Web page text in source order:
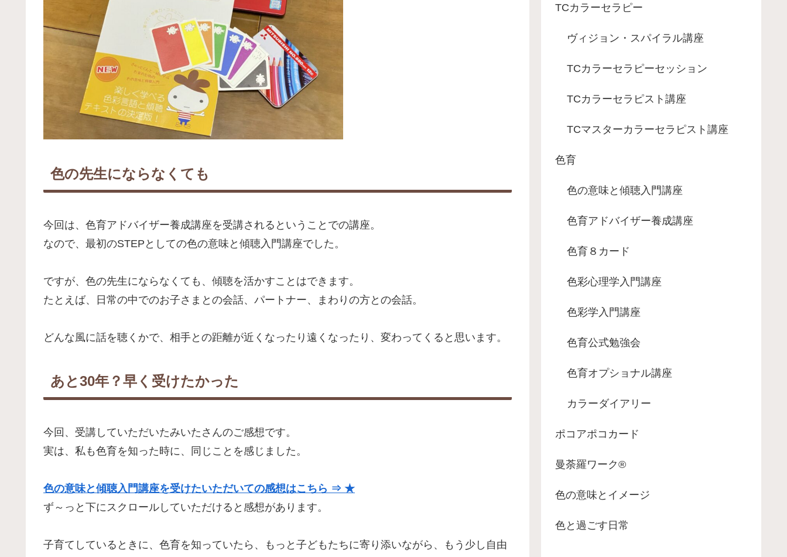
色の先生にならなくても
今回は、色育アドバイザー養成講座を受講されるということでの講座。
なので、最初のSTEPとしての色の意味と傾聴入門講座でした。
ですが、色の先生にならなくても、傾聴を活かすことはできます。
たとえば、日常の中でのお子さまとの会話、パートナー、まわりの方との会話。
どんな風に話を聴くかで、相手との距離が近くなったり遠くなったり、変わってくると思います。
あと30年？早く受けたかった
今回、受講していただいたみいたさんのご感想です。
実は、私も色育を知った時に、同じことを感じました。
色の意味と傾聴入門講座を受けたいただいての感想はこちら ⇒ ★
ず～っと下にスクロールしていただけると感想があります。
子育てしているときに、色育を知っていたら、もっと子どもたちに寄り添いながら、もう少し自由
TCカラーセラピー
ヴィジョン・スパイラル講座
TCカラーセラピーセッション
TCカラーセラピスト講座
TCマスターカラーセラピスト講座
色育
色の意味と傾聴入門講座
色育アドバイザー養成講座
色育８カード
色彩心理学入門講座
色彩学入門講座
色育公式勉強会
色育オプショナル講座
カラーダイアリー
ポコアポコカード
曼荼羅ワーク®
色の意味とイメージ
色と過ごす日常